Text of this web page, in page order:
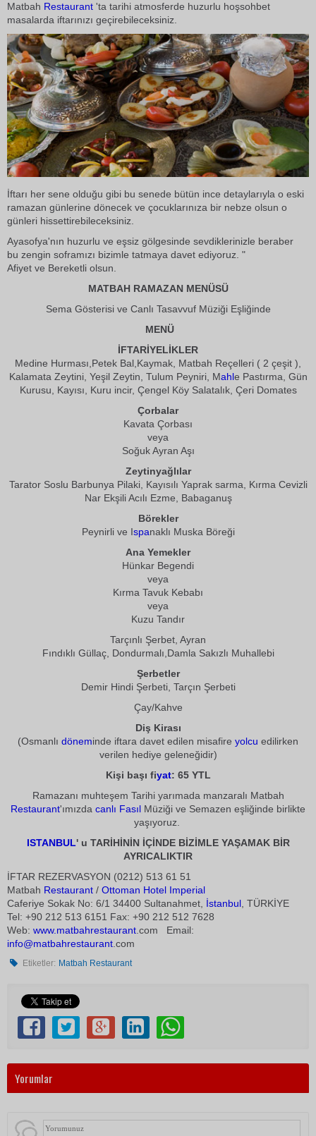
Matbah Restaurant 'ta tarihi atmosferde huzurlu hoşsohbet
masalarda iftarınızı geçirebileceksiniz.
İftarı her sene olduğu gibi bu senede bütün ince detaylarıyla o eski
ramazan günlerine dönecek ve çocuklarınıza bir nebze olsun o
günleri hissettirebileceksiniz.
Ayasofya'nın huzurlu ve eşsiz gölgesinde sevdiklerinizle beraber
bu zengin soframızı bizimle tatmaya davet ediyoruz. "
Afiyet ve Bereketli olsun.
MATBAH RAMAZAN MENÜSÜ
Sema Gösterisi ve Canlı Tasavvuf Müziği Eşliğinde
MENÜ
İFTARİYELİKLER
Medine Hurması,Petek Bal,Kaymak, Matbah Reçelleri ( 2 çeşit ),
Kalamata Zeytini, Yeşil Zeytin, Tulum Peyniri, Mahle Pastırma, Gün
Kurusu, Kayısı, Kuru incir, Çengel Köy Salatalık, Çeri Domates
Çorbalar
Kavata Çorbası
veya
Soğuk Ayran Aşı
Zeytinyağlılar
Tarator Soslu Barbunya Pilaki, Kayısılı Yaprak sarma, Kırma Cevizli
Nar Ekşili Acılı Ezme, Babaganuş
Börekler
Peynirli ve Ispanaklı Muska Böreği
Ana Yemekler
Hünkar Begendi
veya
Kırma Tavuk Kebabı
veya
Kuzu Tandır
Tarçınlı Şerbet, Ayran
Fındıklı Güllaç, Dondurmalı,Damla Sakızlı Muhallebi
Şerbetler
Demir Hindi Şerbeti, Tarçın Şerbeti
Çay/Kahve
Diş Kirası
(Osmanlı döneminde iftara davet edilen misafire yolcu edilirken
verilen hediye geleneğidir)
Kişi başı fiyat: 65 YTL
Ramazanı muhteşem Tarihi yarımada manzaralı Matbah
Restaurant'ımızda canlı Fasıl Müziği ve Semazen eşliğinde birlikte
yaşıyoruz.
ISTANBUL' u TARİHİNİN İÇİNDE BİZİMLE YAŞAMAK BİR
AYRICALIKTIR
İFTAR REZERVASYON (0212) 513 61 51
Matbah Restaurant / Ottoman Hotel Imperial
Caferiye Sokak No: 6/1 34400 Sultanahmet, İstanbul , TÜRKİYE
Tel: +90 212 513 6151 Fax: +90 212 512 7628
Web: www.matbahrestaurant .com Email:
info@matbahrestaurant .com
Etiketler: Matbah Restaurant
Yorumlar